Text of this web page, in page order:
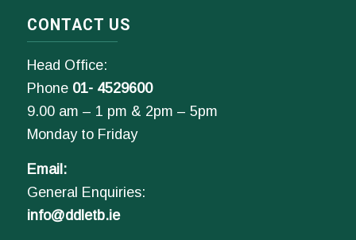
CONTACT US
Head Office:
Phone 01- 4529600
9.00 am – 1 pm & 2pm – 5pm
Monday to Friday
Email:
General Enquiries:
info@ddletb.ie